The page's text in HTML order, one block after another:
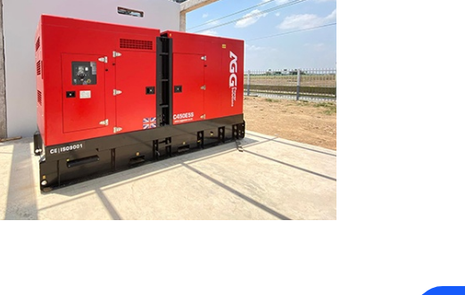
SERIJA H 165–935 KVA
SERIJA V 350–800 KVA